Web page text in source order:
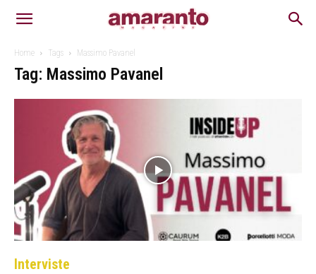
Home Tags Massimo Pavanel
Tag: Massimo Pavanel
Interviste